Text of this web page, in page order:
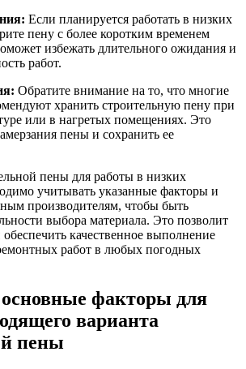
Если планируется работать в низких
пену с более коротким временем
избежать длительного ожидания и
работ.
Обратите внимание на то, что многие
хранить строительную пену при
или в нагретых помещениях. Это
пены и сохранить ее
пены для работы в низких
учитывать указанные факторы и
производителям, чтобы быть
выбора материала. Это позволит
качественное выполнение
работ в любых погодных
факторы для
варианта
пены